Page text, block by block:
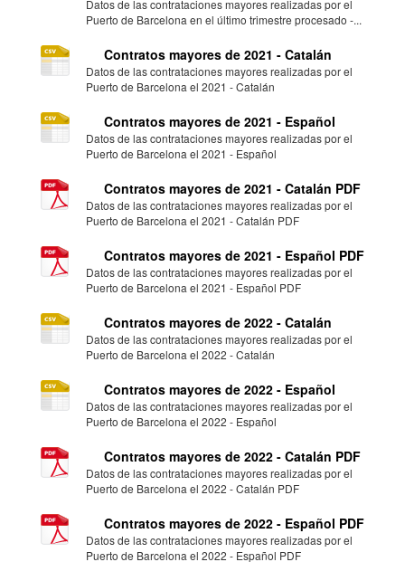
Datos de las contrataciones mayores realizadas por el
Puerto de Barcelona en el último trimestre procesado -...
Contratos mayores de 2021 - Catalán
Datos de las contrataciones mayores realizadas por el
Puerto de Barcelona el 2021 - Catalán
Contratos mayores de 2021 - Español
Datos de las contrataciones mayores realizadas por el
Puerto de Barcelona el 2021 - Español
Contratos mayores de 2021 - Catalán PDF
Datos de las contrataciones mayores realizadas por el
Puerto de Barcelona el 2021 - Catalán PDF
Contratos mayores de 2021 - Español PDF
Datos de las contrataciones mayores realizadas por el
Puerto de Barcelona el 2021 - Español PDF
Contratos mayores de 2022 - Catalán
Datos de las contrataciones mayores realizadas por el
Puerto de Barcelona el 2022 - Catalán
Contratos mayores de 2022 - Español
Datos de las contrataciones mayores realizadas por el
Puerto de Barcelona el 2022 - Español
Contratos mayores de 2022 - Catalán PDF
Datos de las contrataciones mayores realizadas por el
Puerto de Barcelona el 2022 - Catalán PDF
Contratos mayores de 2022 - Español PDF
Datos de las contrataciones mayores realizadas por el
Puerto de Barcelona el 2022 - Español PDF